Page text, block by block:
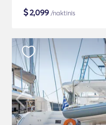
$2,099 /naktinis